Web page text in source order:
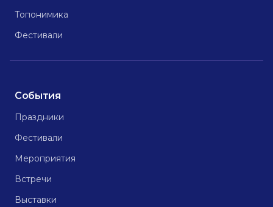
Топонимика
Фестивали
События
Праздники
Фестивали
Мероприятия
Встречи
Выставки